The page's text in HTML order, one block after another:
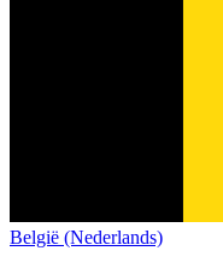
België (Nederlands)